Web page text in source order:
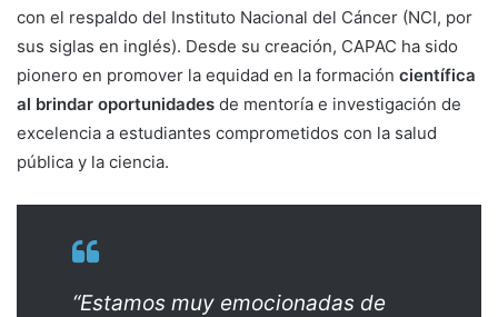
con el respaldo del Instituto Nacional del Cáncer (NCI, por
sus siglas en inglés). Desde su creación, CAPAC ha sido
pionero en promover la equidad en la formación científica
al brindar oportunidades de mentoría e investigación de
excelencia a estudiantes comprometidos con la salud
pública y la ciencia.
“Estamos muy emocionadas de